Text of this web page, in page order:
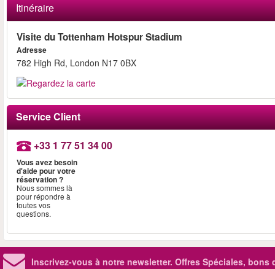
Itinéraire
Visite du Tottenham Hotspur Stadium
Adresse
782 High Rd, London N17 0BX
Service Client
+33 1 77 51 34 00
Vous avez besoin
d'aide pour votre
réservation ?
Nous sommes là
pour répondre à
toutes vos
questions.
Inscrivez-vous à notre newsletter. Offres Spéciales, bons